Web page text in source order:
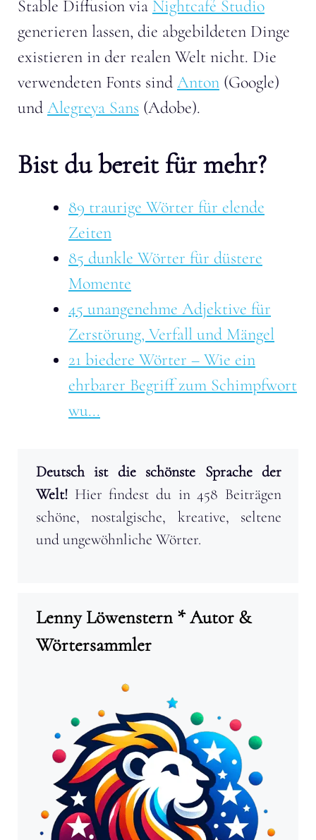
Stable Diffusion via Nightcafé Studio
generieren lassen, die abgebildeten Dinge
existieren in der realen Welt nicht. Die
verwendeten Fonts sind Anton (Google)
und Alegreya Sans (Adobe).
Bist du bereit für mehr?
89 traurige Wörter für elende
Zeiten
85 dunkle Wörter für düstere
Momente
45 unangenehme Adjektive für
Zerstörung, Verfall und Mängel
21 biedere Wörter – Wie ein
ehrbarer Begriff zum Schimpfwort
wu...
Deutsch ist die schönste Sprache der
Welt! Hier findest du in 458 Beiträgen
schöne, nostalgische, kreative, seltene
und ungewöhnliche Wörter.
Lenny Löwenstern * Autor &
Wörtersammler